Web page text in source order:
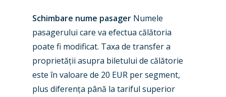
Schimbare nume pasager Numele
pasagerului care va efectua călătoria
poate fi modificat. Taxa de transfer a
proprietății asupra biletului de călătorie
este în valoare de 20 EUR per segment,
plus diferența până la tariful superior